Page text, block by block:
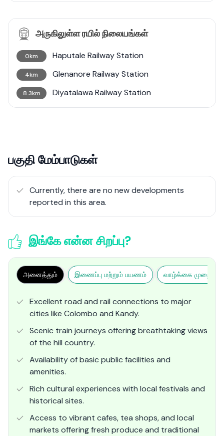
அருகிலுள்ள ரயில் நிலையங்கள்
0km Haputale Railway Station
4km Glenanore Railway Station
8.3km Diyatalawa Railway Station
பகுதி மேம்பாடுகள்
Currently, there are no new developments
reported in this area.
இங்கே என்ன சிறப்பு?
அனைத்தும் இணைப்பு மற்றும் பயணம் வாழ்க்கை முறை
Excellent road and rail connections to major
cities like Colombo and Kandy.
Scenic train journeys offering breathtaking views
of the hill country.
Availability of basic public facilities and
amenities.
Rich cultural experiences with local festivals and
historical sites.
Access to vibrant cafes, tea shops, and local
markets offering fresh produce and traditional